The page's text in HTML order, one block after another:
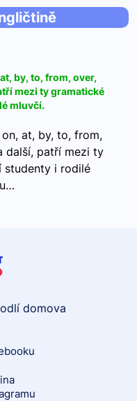
by, to, from, over,
mezi ty gramatické
mluvčí.
at, by, to, from,
další, patří mezi ty
studenty i rodilé
domova